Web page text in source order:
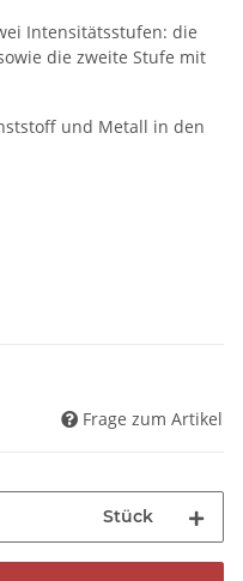
Intensitätsstufen: die
die zweite Stufe mit
und Metall in den
Frage zum Artikel
Stück